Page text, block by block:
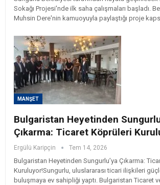
Sokağı Projesi'nde ilk saha çalışmaları başladı.
Muhsin Dere'nin kamuoyuyla paylaştığı proje
MANŞET
Bulgaristan Heyetinden
Çıkarma: Ticaret Köprüleri
Ergülü Karipçin Tem 14, 2026
Bulgaristan Heyetinden Sungurlu’ya Çıkarma:
Kuruluyor! ​Sungurlu, uluslararası ticari ilişkileri
buluşmaya ev sahipliği yaptı. Bulgaristan Ticaret